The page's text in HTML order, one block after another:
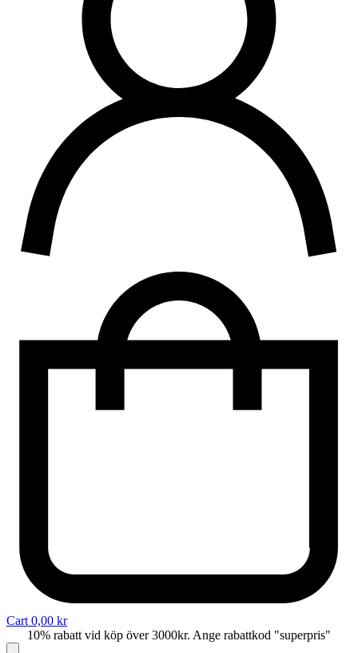
Cart 0,00 kr
10% rabatt vid köp över 3000kr. Ange rabattkod "superpris"